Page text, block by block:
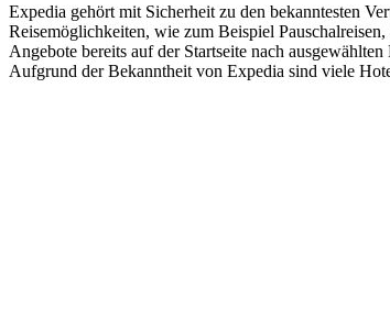
Expedia gehört mit Sicherheit zu den bekanntesten
Reisemöglichkeiten, wie zum Beispiel
Angebote bereits auf der Startseite nach
Aufgrund der Bekanntheit von Expedia sind viele